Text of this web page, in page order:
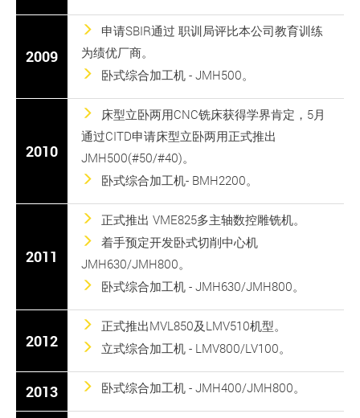
2009
申请SBIR通过 职训局评比本公司教育训练
为绩优厂商。
卧式综合加工机 - JMH500。
2010
床型立卧两用CNC铣床获得学界肯定，5月
通过CITD申请床型立卧两用正式推出
JMH500(#50/#40)。
卧式综合加工机- BMH2200。
2011
正式推出 VME825多主轴数控雕铣机。
着手预定开发卧式切削中心机
JMH630/JMH800。
卧式综合加工机 - JMH630/JMH800。
2012
正式推出MVL850及LMV510机型。
立式综合加工机 - LMV800/LV100。
2013 卧式综合加工机 - JMH400/JMH800。